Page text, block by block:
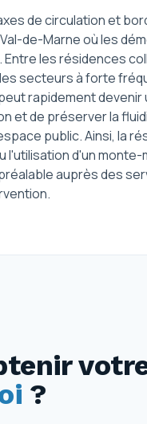
de circulation et
de-Marne où les
les résidences
secteurs à forte
rapidement
et de préserver la
public. Ainsi, la
l'utilisation d'un
auprès des
?